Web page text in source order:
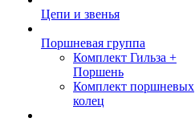
Цепи и звенья
Поршневая группа
Комплект Гильза +
Поршень
Комплект поршневых
колец